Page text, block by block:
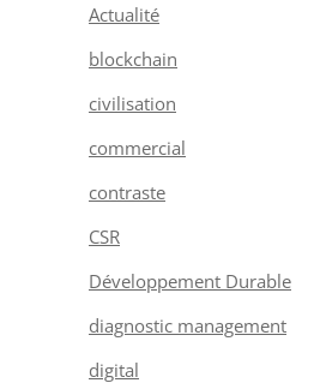
Actualité
blockchain
civilisation
commercial
contraste
CSR
Développement Durable
diagnostic management
digital